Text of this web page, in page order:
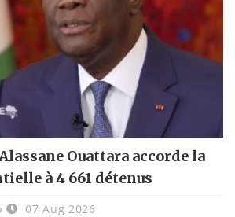
Ouattara accorde la
à 4 661 détenus
07 Aug 2026